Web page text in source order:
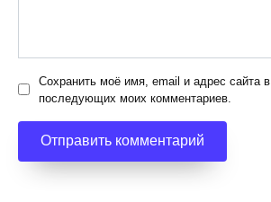
Сохранить моё имя, email и адрес сайта
последующих моих комментариев.